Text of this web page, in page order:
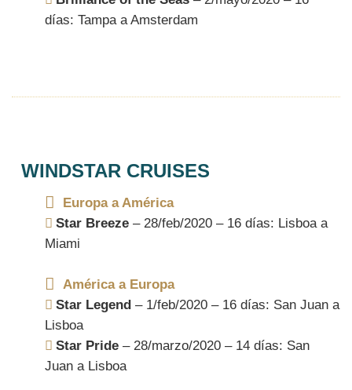
días: Tampa a Amsterdam
WINDSTAR CRUISES
Europa a América
Star Breeze– 28/feb/2020 – 16 días: Lisboa a
Miami
América a Europa
Star Legend– 1/feb/2020 – 16 días: San Juan a
Lisboa
Star Pride– 28/marzo/2020 – 14 días: San
Juan a Lisboa